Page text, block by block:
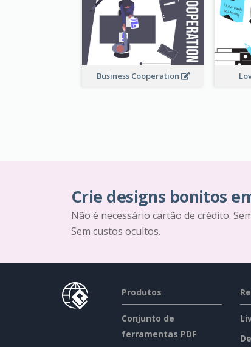
Business Cooperation
Crie designs bonitos
Não é necessário cartão de crédito.
Sem custos ocultos.
Produtos
Conjunto de
ferramentas PDF